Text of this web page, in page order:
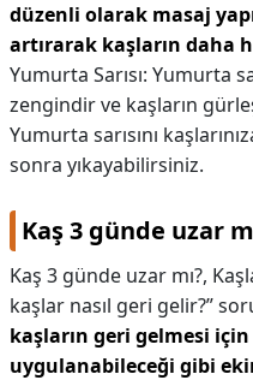
düzenli olarak masaj
artırarak kaşların daha
Yumurta Sarısı: Yumurta
zengindir ve kaşların
Yumurta sarısını
sonra yıkayabilirsiniz.
Kaş 3 günde uzar
Kaş 3 günde uzar mı?,
kaşlar nasıl geri gelir?”
kaşların geri gelmesi
uygulanabileceği gibi